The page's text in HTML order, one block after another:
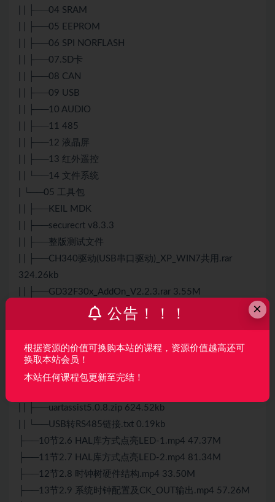
| | ├──04 SRAM
| | ├──05 EEPROM
| | ├──06 SPI NORFLASH
| | ├──07.SD卡
| | ├──08 CAN
| | ├──09 USB
| | ├──10 AUDIO
| | ├──11 485
| | ├──12 液晶屏
| | ├──13 红外遥控
| | └──14 文件系统
| └──05 工具包
| | ├──KEIL MDK
| | ├──securecrt v8.3.3
| | ├──整版 测试文件
| | ├──CH340驱动(USB串口驱动)_XP_WIN7共用.rar
324.26kb
| | ├──GD32F30x_AddOn_V2.2.3.rar 3.55M
ar 1.13M
| | ├──JLink_Windows_V758a_x86_64.exe 53.13M
| | ├──modbus poll.rar 3.16M
| | ├──uartassist5.0.8.zip 624.52kb
| | └──USB转RS485链接.txt 0.19kb
├──10节2.6 HAL库方式点亮LED-1.mp4 47.37M
├──11节2.7 HAL库方式点亮LED-2.mp4 81.34M
├──12节2.8 时钟树硬件结构.mp4 33.50M
├──13节2.9 系统时钟配置及CK_OUT输出.mp4 57.26M
×
公告！！！
根据资源的价值可换购本站的课程，资源价值越高还可
换取本站会员！
本站任何课程包更新至完结！